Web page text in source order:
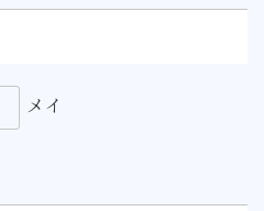
メイ